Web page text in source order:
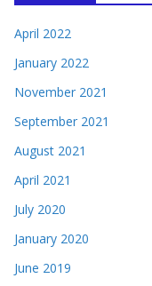
April 2022
January 2022
November 2021
September 2021
August 2021
April 2021
July 2020
January 2020
June 2019